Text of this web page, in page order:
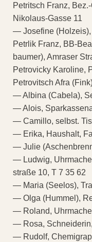
Petritsch Franz,
Nikolaus-Gasse 11
— Josefine (Holzeis),
Petrlik Franz, BB-
baumer), Amraser
Petrovicky Karoline,
Petrovitsch Afra
— Albina (Cabela),
— Alois,
— Camillo, selbst.
— Erika, Haushalt,
— Julie
— Ludwig,
straße 10, T 7 35 62
— Maria (Seelos),
— Olga (Hummel),
— Roland,
— Rosa,
— Rudolf,